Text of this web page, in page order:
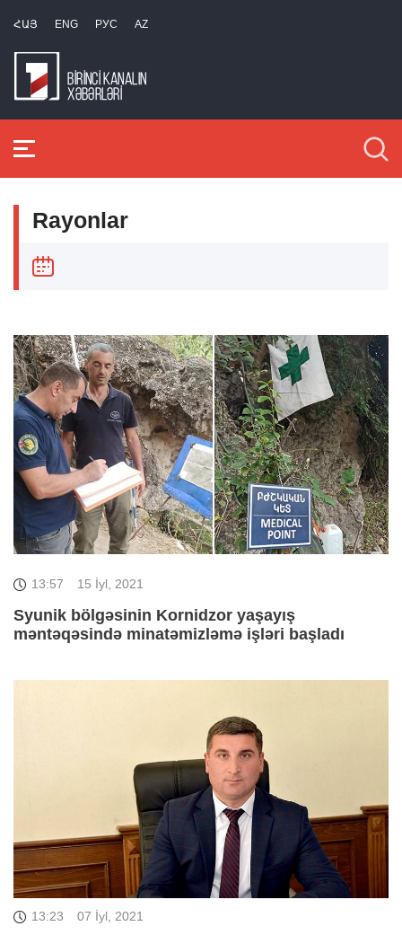
ՀԱՅ ENG РУС AZ
Rayonlar
13:57 15 İyl, 2021
Syunik bölgəsinin Kornidzor yaşayış
məntəqəsində minatəmizləmə işləri başladı
13:23 07 İyl, 2021